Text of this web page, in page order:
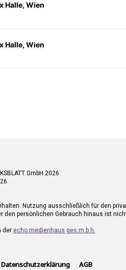
Halle, Wien
Halle, Wien
GmbH 2026
Nutzung ausschließlich für den
den persönlichen Gebrauch hinaus ist
der echo medienhaus ges.m.b.h.
Datenschutzerklärung AGB